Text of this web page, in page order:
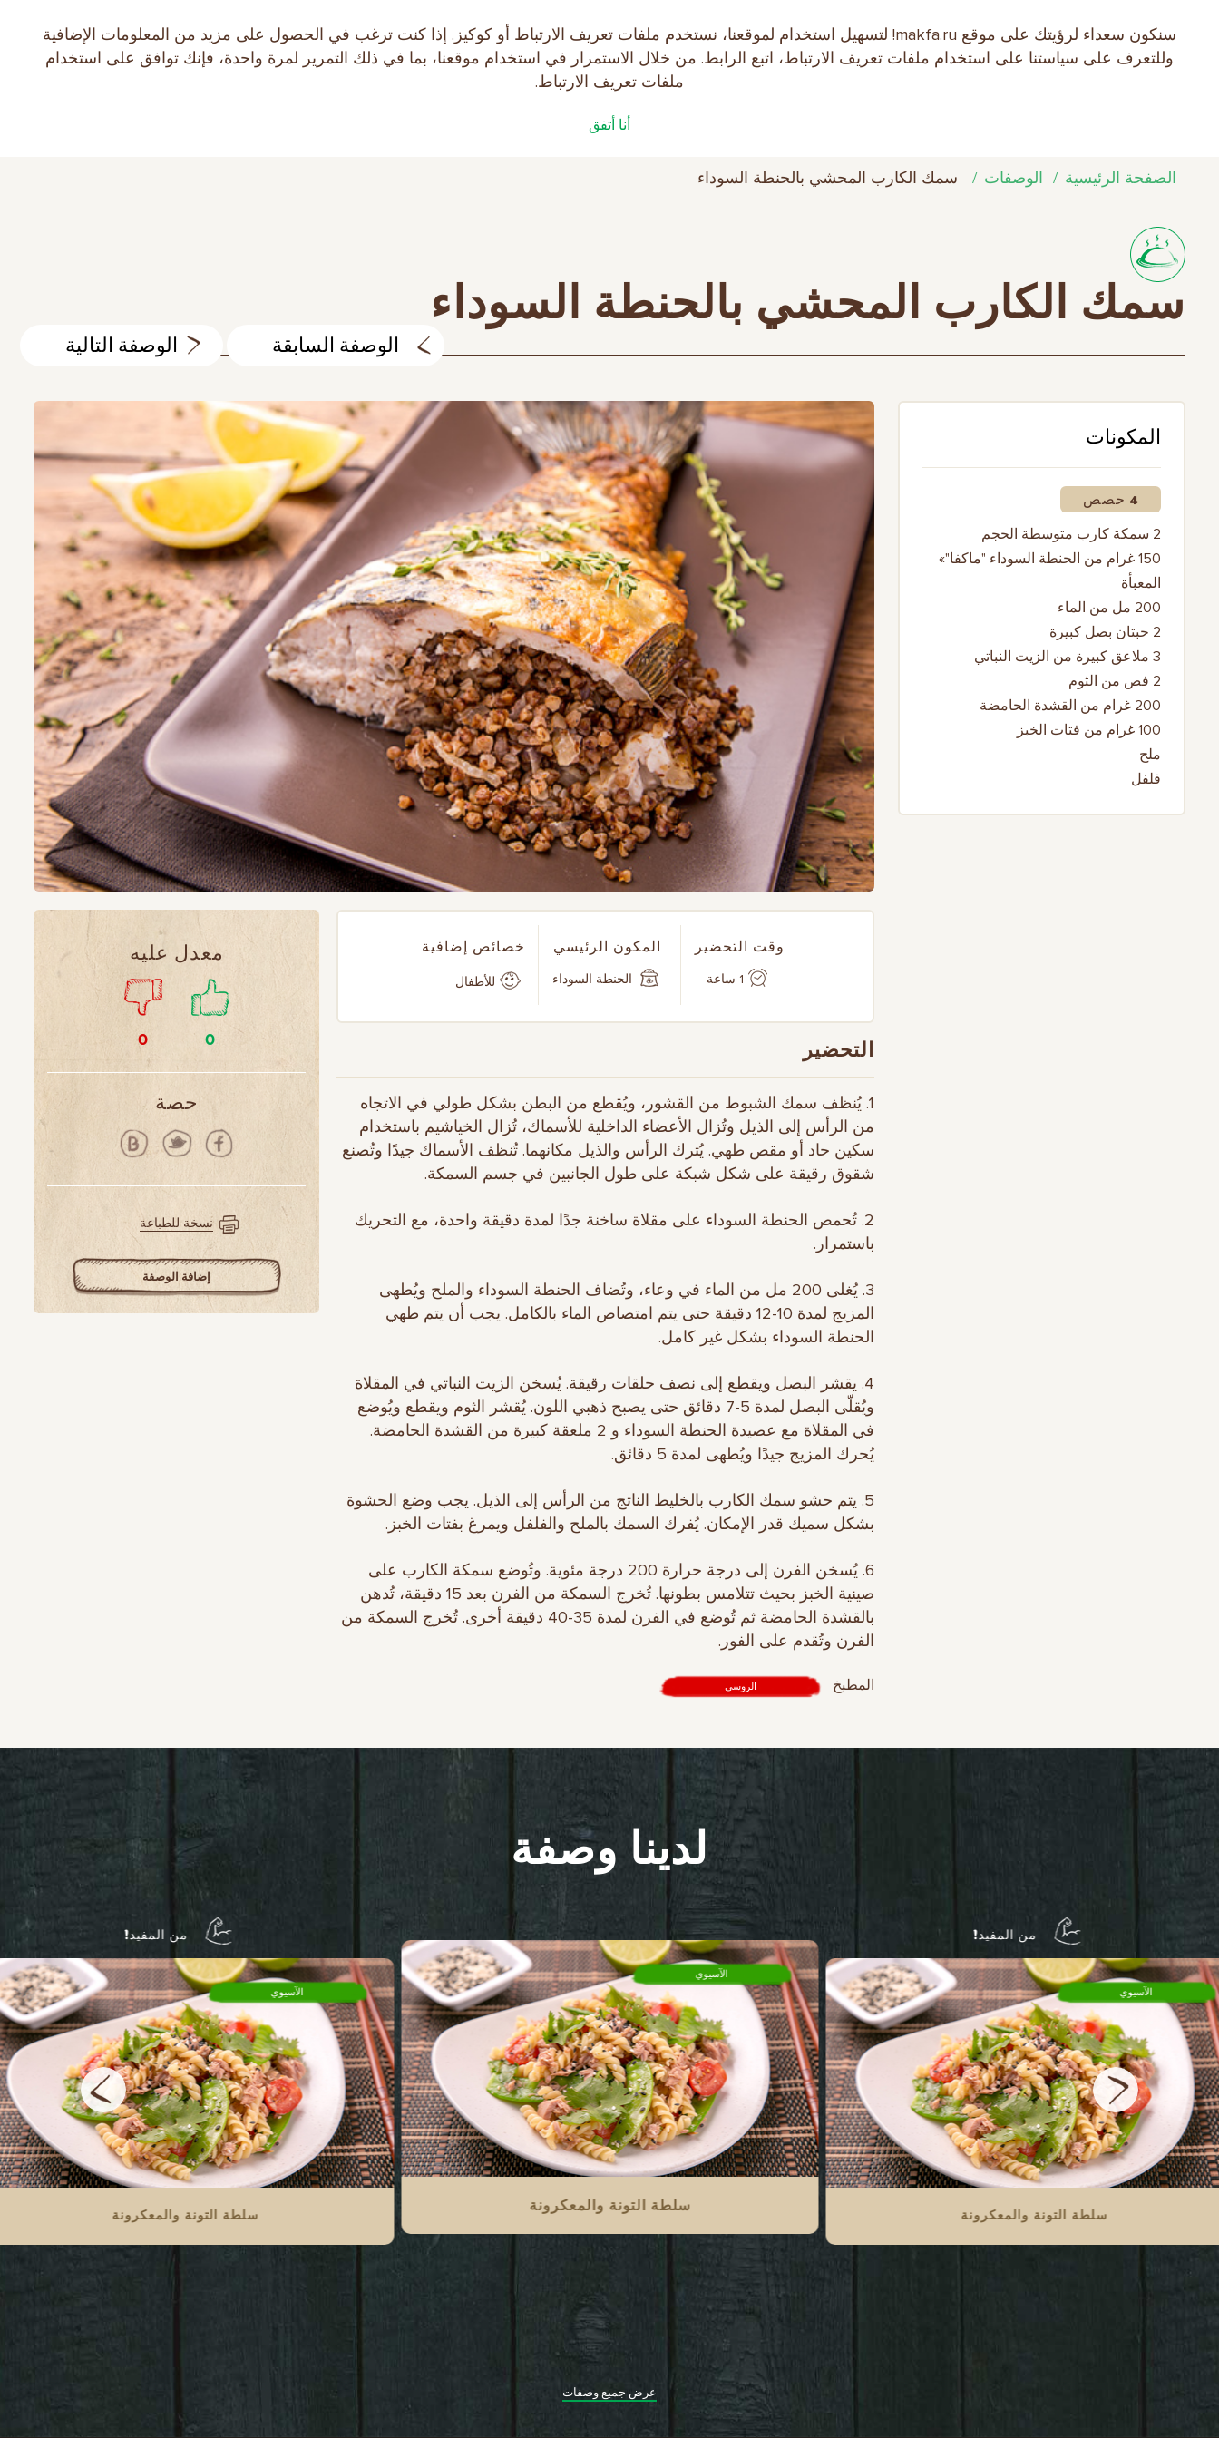
سنكون سعداء لرؤيتك على موقع makfa.ru! لتسهيل استخدام لموقعنا، نستخدم ملفات تعريف الارتباط أو كوكيز. إذا كنت ترغب في الحصول على مزيد من المعلومات الإضافية
وللتعرف على سياستنا على استخدام ملفات تعريف الارتباط، اتبع الرابط. من خلال الاستمرار في استخدام موقعنا، بما في ذلك التمرير لمرة واحدة، فإنك توافق على استخدام
ملفات تعريف الارتباط.
أنا أتفق
EN
RU
中文 العربية 日本語 البحث في الموقع
الصفحة الرئيسية الوصفات سمك الكارب المحشي بالحنطة السوداء
سمك الكارب المحشي بالحنطة السوداء
الوصفة السابقة الوصفة التالية
وقت التحضير
1 ساعة
المكون الرئيسي
الحنطة السوداء
خصائص إضافية
للأطفال
التحضير
1. يُنظف سمك الشبوط من القشور، ويُقطع من البطن بشكل طولي في الاتجاه
من الرأس إلى الذيل وتُزال الأعضاء الداخلية للأسماك، تُزال الخياشيم باستخدام
سكين حاد أو مقص طهي. يُترك الرأس والذيل مكانهما. تُنظف الأسماك جيدًا وتُصنع
شقوق رقيقة على شكل شبكة على طول الجانبين في جسم السمكة.
2. تُحمص الحنطة السوداء على مقلاة ساخنة جدًا لمدة دقيقة واحدة، مع التحريك
باستمرار.
3. يُغلى 200 مل من الماء في وعاء، وتُضاف الحنطة السوداء والملح ويُطهى
المزيج لمدة 10-12 دقيقة حتى يتم امتصاص الماء بالكامل. يجب أن يتم طهي
الحنطة السوداء بشكل غير كامل.
4. يقشر البصل ويقطع إلى نصف حلقات رقيقة. يُسخن الزيت النباتي في المقلاة
ويُقلّى البصل لمدة 5-7 دقائق حتى يصبح ذهبي اللون. يُقشر الثوم ويقطع ويُوضع
في المقلاة مع عصيدة الحنطة السوداء و 2 ملعقة كبيرة من القشدة الحامضة.
يُحرك المزيج جيدًا ويُطهى لمدة 5 دقائق.
5. يتم حشو سمك الكارب بالخليط الناتج من الرأس إلى الذيل. يجب وضع الحشوة
بشكل سميك قدر الإمكان. يُفرك السمك بالملح والفلفل ويمرغ بفتات الخبز.
6. يُسخن الفرن إلى درجة حرارة 200 درجة مئوية. وتُوضع سمكة الكارب على
صينية الخبز بحيث تتلامس بطونها. تُخرج السمكة من الفرن بعد 15 دقيقة، تُدهن
بالقشدة الحامضة ثم تُوضع في الفرن لمدة 35-40 دقيقة أخرى. تُخرج السمكة من
الفرن وتُقدم على الفور.
المطبخ الروسي
معدل عليه
0
0
حصة
نسخة للطباعة
إضافة الوصفة
المكونات
4 حصص
2 سمكة كارب متوسطة الحجم
150 غرام من الحنطة السوداء "ماكفا"»
المعبأة
200 مل من الماء
2 حبتان بصل كبيرة
3 ملاعق كبيرة من الزيت النباتي
2 فص من الثوم
200 غرام من القشدة الحامضة
100 غرام من فتات الخبز
ملح
فلفل
لدينا وصفة
من المفيد!
الآسيوي
سلطة التونة والمعكرونة
الآسيوي
سلطة التونة والمعكرونة
من المفيد!
الآسيوي
سلطة التونة والمعكرونة
عرض جميع وصفات